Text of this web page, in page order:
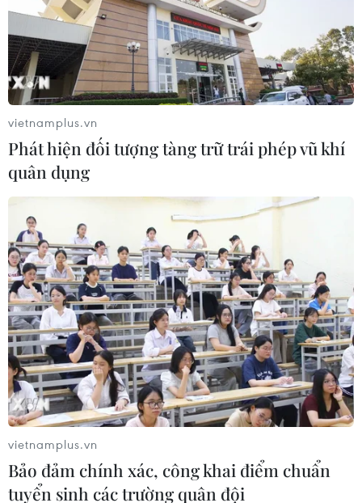
Triển lãm “Sống mãi với Thủ đô” do Sở Văn hóa Thể
thao Hà Nội tổ chức tại Hà Nội từ ngày 23/11-3/1.
Hà Nội: Hào hùng chương trình nghệ
thuật “Sống mãi với Thủ đô”
15/12/2016 15:09
Chương trình nghệ thuật quy mô hoành tráng “Sống mãi
với Thủ đô” đã tái hiện không khí chiến đấu sục sôi 60
ngày đêm khói lửa của quân và dân Thủ đô.
vietnamplus.vn
Phát hiện đối tượng tàng trữ trái phép vũ khí
quân dụng
vietnamplus.vn
Bảo đảm chính xác, công khai điểm chuẩn
tuyển sinh các trường quân đội